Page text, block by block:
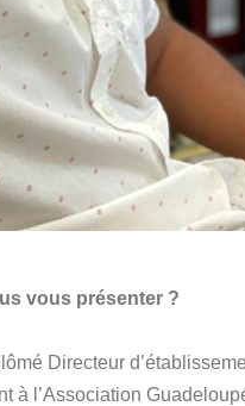
vous présenter ?
Directeur
à l’Association